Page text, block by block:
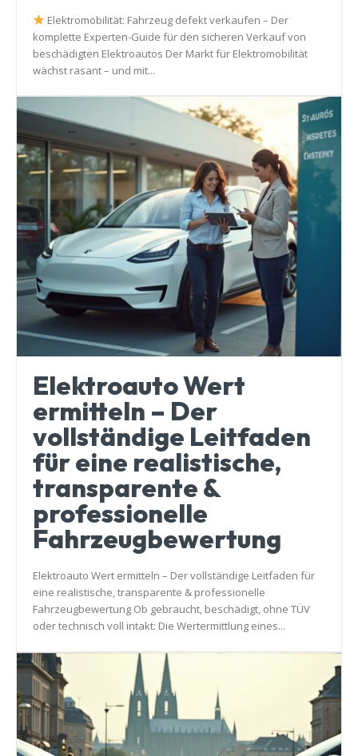
Elektromobilität: Fahrzeug defekt verkaufen – Der
komplette Experten-Guide für den sicheren Verkauf von
beschädigten Elektroautos Der Markt für Elektromobilität
wächst rasant – und mit...
Elektroauto Wert
ermitteln – Der
vollständige Leitfaden
für eine realistische,
transparente &
professionelle
Fahrzeugbewertung
Elektroauto Wert ermitteln – Der vollständige Leitfaden für
eine realistische, transparente & professionelle
Fahrzeugbewertung Ob gebraucht, beschädigt, ohne TÜV
oder technisch voll intakt: Die Wertermittlung eines...